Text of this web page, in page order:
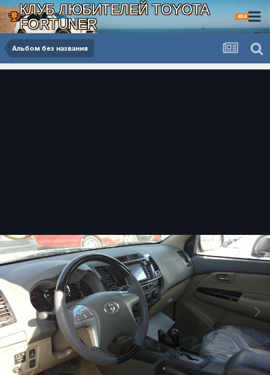
КЛУБ ЛЮБИТЕЛЕЙ TOYOTA
FORTUNER
4X4
Альбом без названия